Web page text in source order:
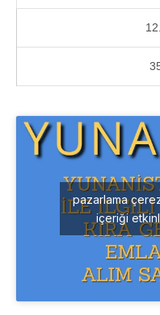
pazarlama
içeriği